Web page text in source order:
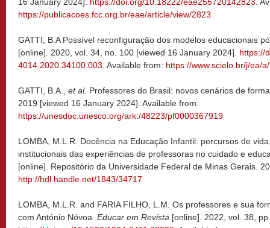
https://publicacoes.fcc.org.br/eae/article/view/2823
GATTI, B.A Possível reconfiguração dos modelos educacionais
[online]. 2020, vol. 34, no. 100 [viewed 16 January 2024]. https://
4014.2020.34100.003 . Available from: https://www.scielo.br/j/ea/
GATTI, B.A., et al. Professores do Brasil: novos cenários de
2019 [viewed 16 January 2024]. Available from:
https://unesdoc.unesco.org/ark:/48223/pf0000367919
LOMBA, M.L.R. Docência na Educação Infantil: percursos de
institucionais das experiências de professoras no cuidado e
[online]. Repositório da Universidade Federal de Minas Gerais.
http://hdl.handle.net/1843/34717
LOMBA, M.L.R. and FARIA FILHO, L.M. Os professores e sua
com António Nóvoa. Educar em Revista [online]. 2022, vol. 38,